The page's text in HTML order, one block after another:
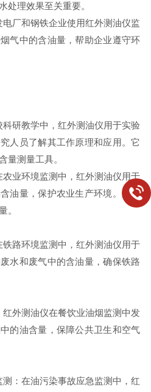
处理效果至关重要。
厂和钢铁企业使用红外测油仪监
气中的含油量，帮助企业遵守环
研教学中，红外测油仪用于实验
人员了解其工作原理和应用。它
量测量工具。
业环境监测中，红外测油仪用于
油量，保护农业生产环境。这有
。
路环境监测中，红外测油仪用于
水和废气中的含油量，确保铁路
外测油仪在餐饮业油烟监测中发
的油含量，保障公共卫生和空气
：在油污染事故应急监测中，红